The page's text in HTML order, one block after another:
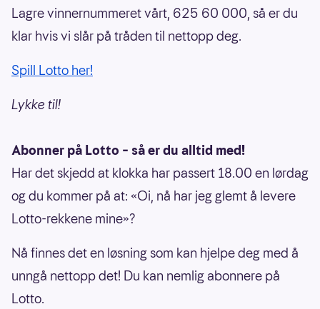
Lagre vinnernummeret vårt, 625 60 000, så er du
klar hvis vi slår på tråden til nettopp deg.
Spill Lotto her!
Lykke til!
Abonner på Lotto – så er du alltid med!
Har det skjedd at klokka har passert 18.00 en lørdag
og du kommer på at: «Oi, nå har jeg glemt å levere
Lotto-rekkene mine»?
Nå finnes det en løsning som kan hjelpe deg med å
unngå nettopp det! Du kan nemlig abonnere på
Lotto.